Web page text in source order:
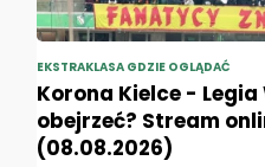
EKSTRAKLASA GDZIE OGLĄDAĆ
Korona Kielce -
obejrzeć? Stream
(08.08.2026)